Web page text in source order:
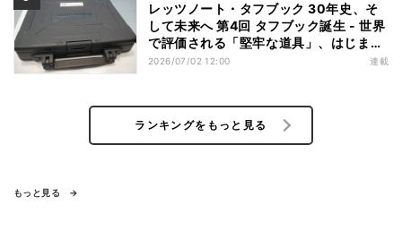
レッツノート・タフブック 30年史、そ
して未来へ 第4回 タフブック誕生 - 世界
で評価される「堅牢な道具」、はじまり
は海外だった
2026/07/02 12:00 連載
ランキングをもっと見る
もっと見る